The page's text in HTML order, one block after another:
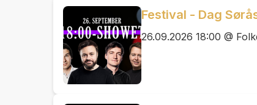
Festival - Dag
26.09.2026 18:00 @